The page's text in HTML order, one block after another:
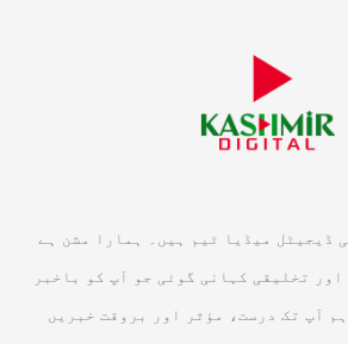
ڈیجیٹل میڈیا ٹیم ہیں۔ ہمارا مشن ہے
تخلیقی کہانی گوئی جو آپ کو باخبر
آپ تک درست، مؤثر اور بروقت خبریں